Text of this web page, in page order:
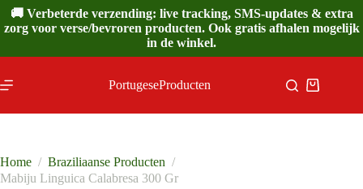
Ga
naar
de
🚚 Verbeterde verzending: live tracking, SMS-updates & extra
zorg voor verse/bevroren producten. Ook gratis afhalen mogelijk
in de winkel.
PortugeseProducten
Home / Braziliaanse Producten /
Mabiju Linguica Calabresa 300 Gr